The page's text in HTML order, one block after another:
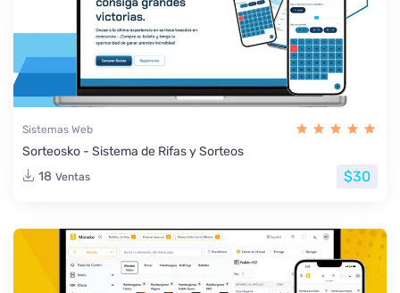
Sistemas Web
Sorteosko - Sistema de Rifas y Sorteos
18 Ventas $30